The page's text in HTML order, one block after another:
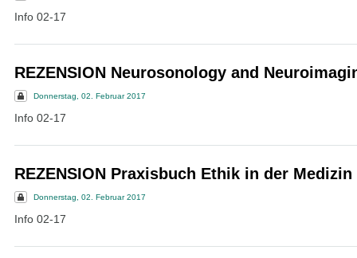
Info 02-17
REZENSION Neurosonology and
Donnerstag, 02. Februar 2017
Info 02-17
REZENSION Praxisbuch Ethik in der Medizin
Donnerstag, 02. Februar 2017
Info 02-17